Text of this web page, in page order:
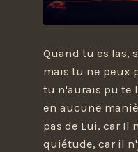
Quand tu es las,
mais tu ne peux
tu n'aurais pu te
en aucune
pas de Lui, car Il
quiétude, car il